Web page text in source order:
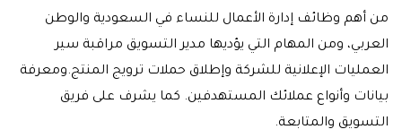
من أهم وظائف إدارة الأعمال للنساء في السعودية والوطن
العربي، ومن المهام التي يؤديها مدير التسويق مراقبة سير
العمليات الإعلانية للشركة وإطلاق حملات ترويج المنتج.ومعرفة
بيانات وأنواع عملائك المستهدفين. كما يشرف على فريق
التسويق والمتابعة.